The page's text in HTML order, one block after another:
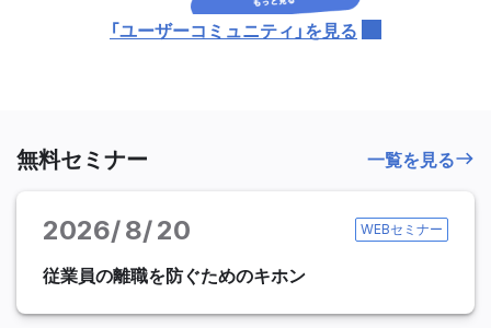
無料セミナー
2026 8 20 WEBセミナー
従業員の離職を防ぐためのキホン
一覧を見る
「ユーザーコミュニティ」を見る